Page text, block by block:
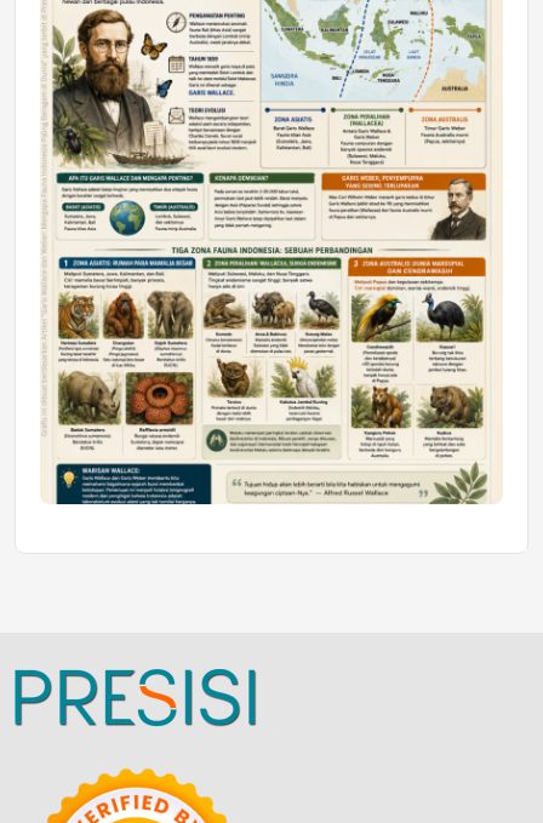
Astra Motor Kalimantan Timur 2 Dukung
Mahasiswa Samarinda dalam Astra
Honda SDGs Future Leaders 2026
Jumat, 10 Jul 2026 19:01